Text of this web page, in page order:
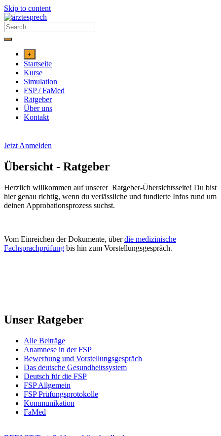
Skip to content
+
Startseite
Kurse
Simulation
FSP / FaMed
Ratgeber
Über uns
Kontakt
Jetzt Anmelden
Übersicht - Ratgeber
Herzlich willkommen auf unserer Ratgeber-Übersichtsseite! Du bist
hier genau richtig, wenn du verlässliche und fundierte Infos rund um
deinen Approbationsprozess suchst.
Vom Einreichen der Dokumente, überdie medizinische
Fachsprachprüfung bis hin zum Vorstellungsgespräch.
Unser Ratgeber
Alle Beiträge
Anamnese in der FSP
Bewerbung und Vorstellungsgespräch
Das deutsche Gesundheitssystem
Deutsch für die FSP
FSP Allgemein
FSP Prüfungsprotokolle
Kommunikation
FaMed